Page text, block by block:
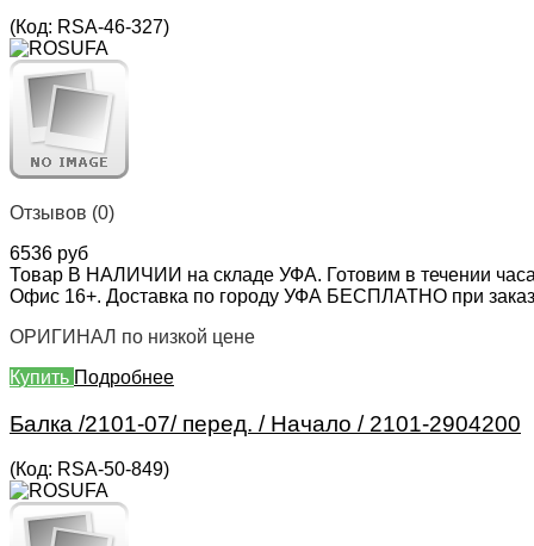
(Код: RSA-46-327)
Отзывов (0)
6536 руб
Товар В НАЛИЧИИ на складе УФА. Готовим в течении
Офис 16+. Доставка по городу УФА БЕСПЛАТНО при
ОРИГИНАЛ по низкой цене
Купить Подробнее
Балка /2101-07/ перед. / Начало / 2101-2904200
(Код: RSA-50-849)